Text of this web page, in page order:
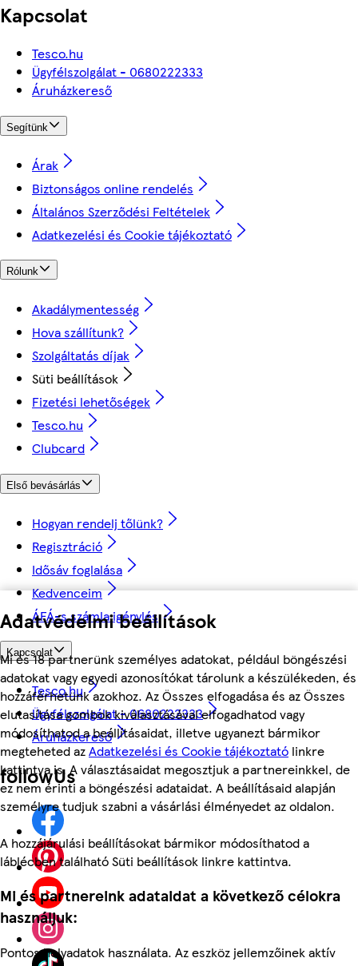
Adatvédelmi beállítások
Mi és 18 partnerünk személyes adatokat, például böngészési
adatokat vagy egyedi azonosítókat tárolunk a készülékeden, és
hozzáférhetünk azokhoz. Az Összes elfogadása és az Összes
elutasítása gombok kiválasztásával elfogadhatod vagy
módosíthatod a beállításaidat, illetve ugyanezt bármikor
megteheted azAdatkezelési és Cookie tájékoztató linkre
kattintva is. A választásaidat megosztjuk a partnereinkkel, de
ez nem érinti a böngészési adataidat. A beállításaid alapján
személyre tudjuk szabni a vásárlási élményedet az oldalon.
A hozzájárulási beállításokat bármikor módosíthatod a
láblécben található Süti beállítások linkre kattintva.
Mi és partnereink adataidat a következő célokra
használjuk:
Pontos helyadatok használata. Az eszköz jellemzőinek aktív
Kapcsolat
Tesco.hu
Ügyfélszolgálat - 0680222333
Áruházkereső
Segítünk
Árak
Biztonságos online rendelés
Általános Szerződési Feltételek
Adatkezelési és Cookie tájékoztató
Rólunk
Akadálymentesség
Hova szállítunk?
Szolgáltatás díjak
Süti beállítások
Fizetési lehetőségek
Tesco.hu
Clubcard
Első bevásárlás
Hogyan rendelj tőlünk?
Regisztráció
Idősáv foglalása
Kedvenceim
ÁFÁ-s számla igénylés
Kapcsolat
Tesco.hu
Ügyfélszolgálat - 0680222333
Áruházkereső
followUs